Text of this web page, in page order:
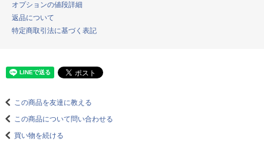
オプションの値段詳細
返品について
特定商取引法に基づく表記
この商品を友達に教える
この商品について問い合わせる
買い物を続ける